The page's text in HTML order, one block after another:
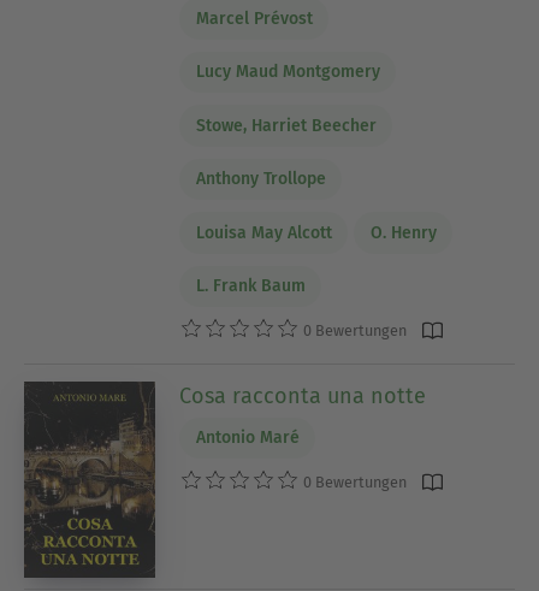
Marcel Prévost
Lucy Maud Montgomery
Stowe, Harriet Beecher
Anthony Trollope
Louisa May Alcott O. Henry
L. Frank Baum
0 Bewertungen
Cosa racconta una notte
Antonio Maré
0 Bewertungen